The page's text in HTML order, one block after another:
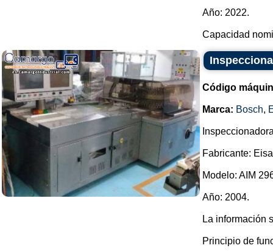
Año: 2022.
Capacidad
Código
Marca: Bosch,
Fabricante:
Modelo: AIM
Año: 2004.
La información
Principio de